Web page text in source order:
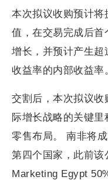
本次拟议收购预计
值，在交易完成后首
增长，并预计产生
收益率的内部收益率
交割后，本次拟议
际增长战略的关键
零售布局。 南非将
第四个国家，此前该
Marketing Egypt